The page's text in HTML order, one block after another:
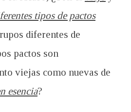
tipos de pactos
diferentes de
pactos son
viejas como nuevas de
esencia?